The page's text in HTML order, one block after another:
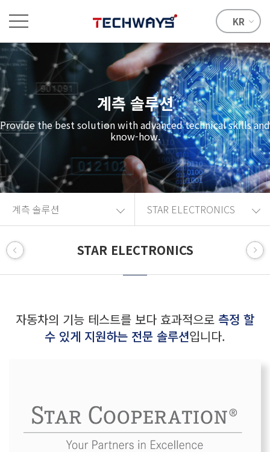
KR
계측 솔루션
Provide the best solution with advanced technical skills and
know-how.
계측 솔루션 STAR ELECTRONICS
STAR ELECTRONICS
자동차의 기능 테스트를 보다 효과적으로 측정 할
수 있게 지원하는 전문 솔루션입니다.